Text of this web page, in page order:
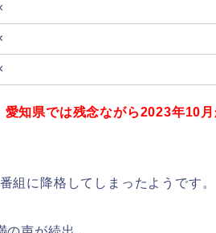
愛知県では残念ながら2023年10
組に降格してしまったようです。